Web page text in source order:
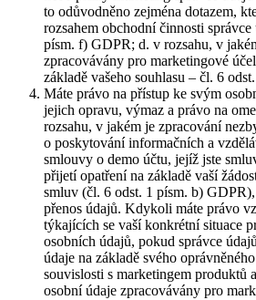
to odůvodněno zejména dotazem,
rozsahem obchodní činnosti správce
písm. f) GDPR; d. v rozsahu, v
zpracovávány pro marketingové
základě vašeho souhlasu – čl. 6
Máte právo na přístup ke svým
jejich opravu, výmaz a právo na
rozsahu, v jakém je zpracování
o poskytování informačních a
smlouvy o demo účtu, jejíž jste
přijetí opatření na základě vaší
smluv (čl. 6 odst. 1 písm. b)
přenos údajů. Kdykoli máte právo
týkajících se vaší konkrétní situace
osobních údajů, pokud správce
údaje na základě svého
souvislosti s marketingem produktů
osobní údaje zpracovávány pro